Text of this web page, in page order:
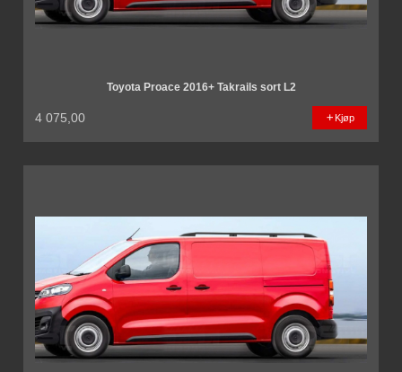
Toyota Proace 2016+ Takrails sort L2
4 075,00 Kjøp